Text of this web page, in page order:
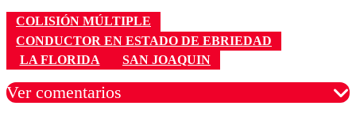
COLISIÓN MÚLTIPLE
CONDUCTOR EN ESTADO DE EBRIEDAD
LA FLORIDA
SAN JOAQUIN
Ver comentarios